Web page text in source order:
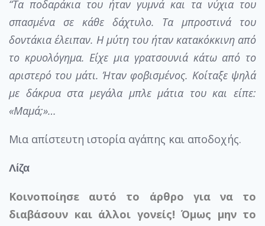
“Τα ποδαράκια του ήταν γυμνά και τα νύχια του
σπασμένα σε κάθε δάχτυλο. Τα μπροστινά του
δοντάκια έλειπαν. Η μύτη του ήταν κατακόκκινη από
το κρυολόγημα. Είχε μια γρατσουνιά κάτω από το
αριστερό του μάτι. Ήταν φοβισμένος. Κοίταξε ψηλά
με δάκρυα στα μεγάλα μπλε μάτια του και είπε:
«Μαμά;»…
Μια απίστευτη ιστορία αγάπης και αποδοχής.
Λίζα
Κοινοποίησε αυτό το άρθρο για να το
διαβάσουν και άλλοι γονείς! Όμως μην το